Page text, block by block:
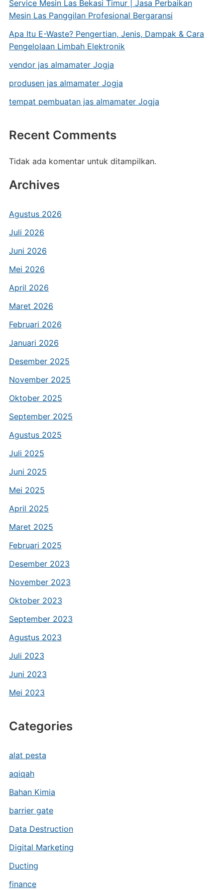
Service Mesin Las Bekasi Timur | Jasa Perbaikan
Mesin Las Panggilan Profesional Bergaransi
Apa Itu E-Waste? Pengertian, Jenis, Dampak & Cara
Pengelolaan Limbah Elektronik
vendor jas almamater Jogja
produsen jas almamater Jogja
tempat pembuatan jas almamater Jogja
Recent Comments
Tidak ada komentar untuk ditampilkan.
Archives
Agustus 2026
Juli 2026
Juni 2026
Mei 2026
April 2026
Maret 2026
Februari 2026
Januari 2026
Desember 2025
November 2025
Oktober 2025
September 2025
Agustus 2025
Juli 2025
Juni 2025
Mei 2025
April 2025
Maret 2025
Februari 2025
Desember 2023
November 2023
Oktober 2023
September 2023
Agustus 2023
Juli 2023
Juni 2023
Mei 2023
Categories
alat pesta
aqiqah
Bahan Kimia
barrier gate
Data Destruction
Digital Marketing
Ducting
finance